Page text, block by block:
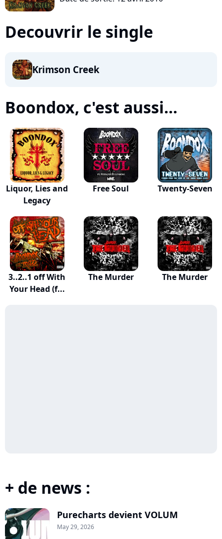
Decouvrir le single
Krimson Creek
Boondox, c'est aussi...
Liquor, Lies and
Legacy
Free Soul Twenty-Seven
3..2..1 off With
Your Head (f...
The Murder The Murder
+ de news :
Purecharts devient VOLUM
May 29, 2026